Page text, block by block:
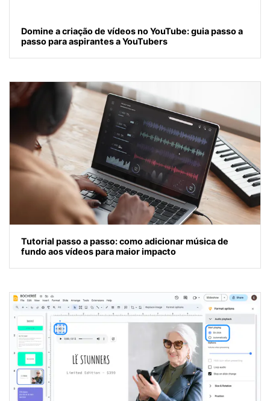
Domine a criação de vídeos no YouTube: guia passo a
passo para aspirantes a YouTubers
Tutorial passo a passo: como adicionar música de
fundo aos vídeos para maior impacto